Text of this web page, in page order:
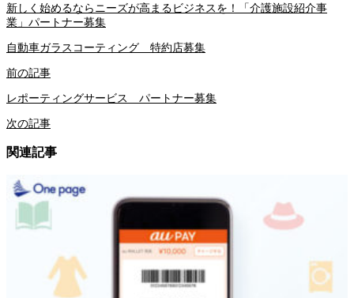
新しく始めるならニーズが高まるビジネスを！「介護施設紹介事
業」パートナー募集
自動車ガラスコーティング 特約店募集
前の記事
レポーティングサービス パートナー募集
次の記事
関連記事